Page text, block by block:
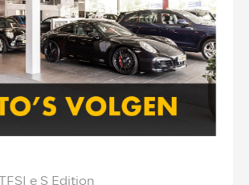
e S Edition